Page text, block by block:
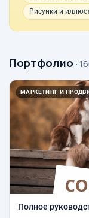
Рисунки и
Портфолио ·
МАРКЕТИНГ И
Полное